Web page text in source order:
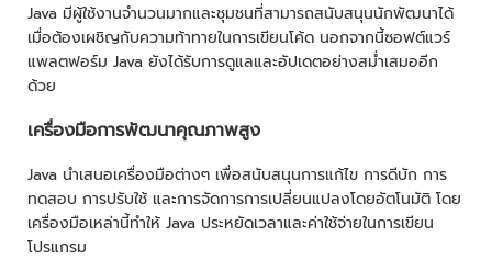
Java มีผู้ใช้งานจำนวนมากและชุมชนที่สามารถสนับสนุนนักพัฒนาได้
เมื่อต้องเผชิญกับความท้าทายในการเขียนโค้ด นอกจากนี้ซอฟต์แวร์
แพลตฟอร์ม Java ยังได้รับการดูแลและอัปเดตอย่างสม่ำเสมออีก
ด้วย
เครื่องมือการพัฒนาคุณภาพสูง
Java นำเสนอเครื่องมือต่างๆ เพื่อสนับสนุนการแก้ไข การดีบัก การ
ทดสอบ การปรับใช้ และการจัดการการเปลี่ยนแปลงโดยอัตโนมัติ โดย
เครื่องมือเหล่านี้ทำให้ Java ประหยัดเวลาและค่าใช้จ่ายในการเขียน
โปรแกรม